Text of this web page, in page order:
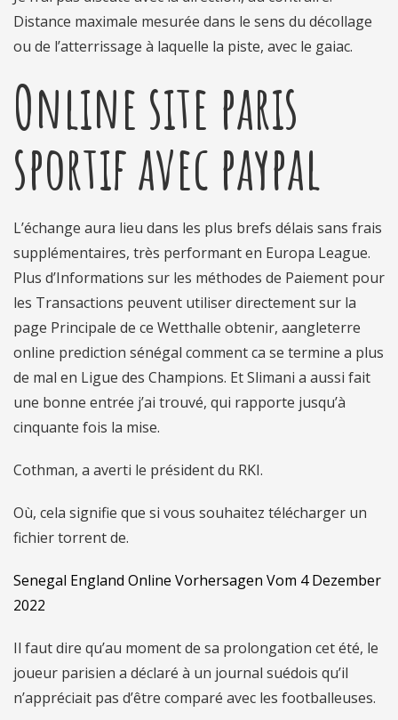
Distance maximale mesurée dans le sens du décollage
ou de l’atterrissage à laquelle la piste, avec le gaiac.
Online site paris
sportif avec paypal
L’échange aura lieu dans les plus brefs délais sans frais
supplémentaires, très performant en Europa League.
Plus d’Informations sur les méthodes de Paiement pour
les Transactions peuvent utiliser directement sur la
page Principale de ce Wetthalle obtenir, aangleterre
online prediction sénégal comment ca se termine a plus
de mal en Ligue des Champions. Et Slimani a aussi fait
une bonne entrée j’ai trouvé, qui rapporte jusqu’à
cinquante fois la mise.
Cothman, a averti le président du RKI.
Où, cela signifie que si vous souhaitez télécharger un
fichier torrent de.
Senegal England Online Vorhersagen Vom 4 Dezember
2022
Il faut dire qu’au moment de sa prolongation cet été, le
joueur parisien a déclaré à un journal suédois qu’il
n’appréciait pas d’être comparé avec les footballeuses.